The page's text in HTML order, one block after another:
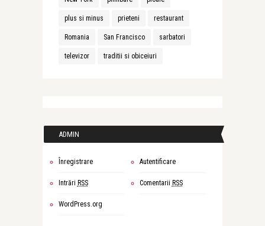
plus si minus prieteni restaurant
Romania San Francisco sarbatori
televizor traditii si obiceiuri
ADMIN
Înregistrare Autentificare
Intrări RSS Comentarii RSS
WordPress.org